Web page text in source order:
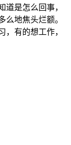
道是怎么回事，
么地焦头烂额。
，有的想工作，